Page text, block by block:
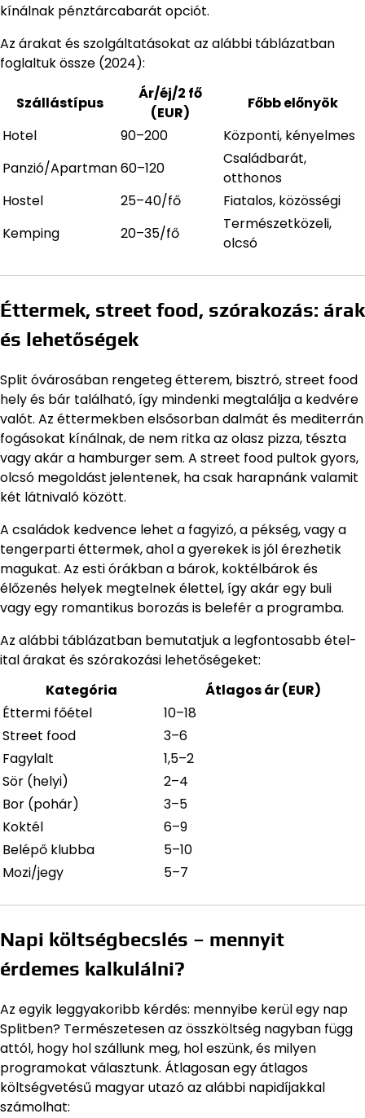
kínálnak pénztárcabarát opciót.
Az árakat és szolgáltatásokat az alábbi táblázatban
foglaltuk össze (2024):
Szállástípus
Ár/éj/2 fő
(EUR)
Főbb előnyök
Hotel
90–200
Központi, kényelmes
Panzió/Apartman60–120
Családbarát,
otthonos
Hostel
25–40/fő
Fiatalos, közösségi
Kemping
20–35/fő
Természetközeli,
olcsó
Éttermek, street food, szórakozás: árak
és lehetőségek
Split óvárosában rengeteg étterem, bisztró, street food
hely és bár található, így mindenki megtalálja a kedvére
valót. Az éttermekben elsősorban dalmát és mediterrán
fogásokat kínálnak, de nem ritka az olasz pizza, tészta
vagy akár a hamburger sem. A street food pultok gyors,
olcsó megoldást jelentenek, ha csak harapnánk valamit
két látnivaló között.
A családok kedvence lehet a fagyizó, a pékség, vagy a
tengerparti éttermek, ahol a gyerekek is jól érezhetik
magukat. Az esti órákban a bárok, koktélbárok és
élőzenés helyek megtelnek élettel, így akár egy buli
vagy egy romantikus borozás is belefér a programba.
Az alábbi táblázatban bemutatjuk a legfontosabb étel-
ital árakat és szórakozási lehetőségeket:
Kategória
Átlagos ár (EUR)
Éttermi főétel
10–18
Street food
3–6
Fagylalt
1,5–2
Sör (helyi)
2–4
Bor (pohár)
3–5
Koktél
6–9
Belépő klubba
5–10
Mozi/jegy
5–7
Napi költségbecslés – mennyit
érdemes kalkulálni?
Az egyik leggyakoribb kérdés: mennyibe kerül egy nap
Splitben? Természetesen az összköltség nagyban függ
attól, hogy hol szállunk meg, hol eszünk, és milyen
programokat választunk. Átlagosan egy átlagos
költségvetésű magyar utazó az alábbi napidíjakkal
számolhat: